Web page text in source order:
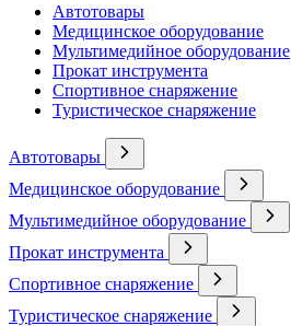
Автотовары
Медицинское оборудование
Мультимедийное оборудование
Прокат инструмента
Спортивное снаряжение
Туристическое снаряжение
Автотовары
Медицинское оборудование
Мультимедийное оборудование
Прокат инструмента
Спортивное снаряжение
Туристическое снаряжение